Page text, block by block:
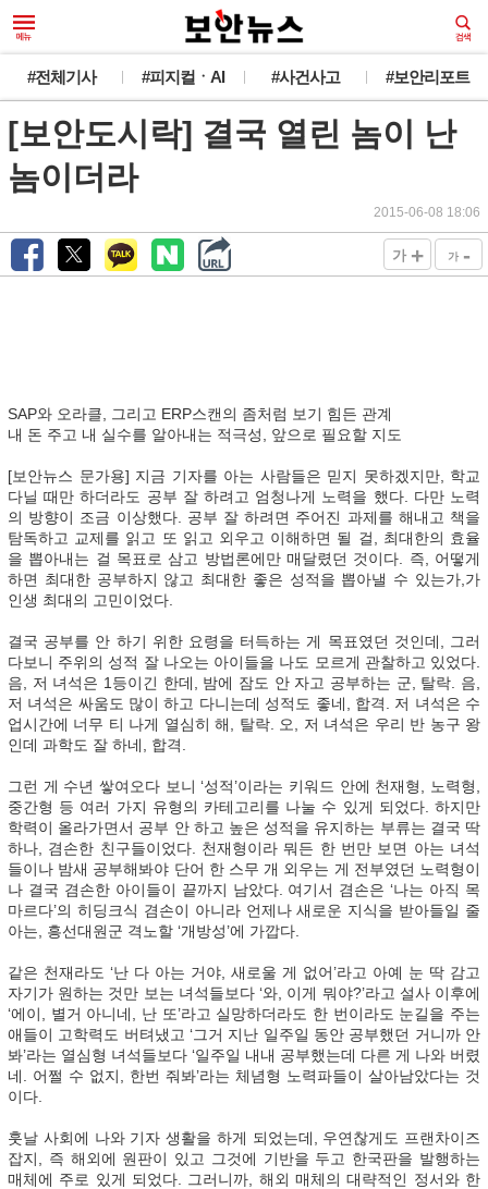
#전체기사 #피지컬ㆍAI #사건사고 #보안리포트
[보안도시락] 결국 열린 놈이 난
놈이더라
2015-06-08 18:06
가 + 가 -
SAP와 오라클, 그리고 ERP스캔의 좀처럼 보기 힘든 관계
내 돈 주고 내 실수를 알아내는 적극성, 앞으로 필요할 지도
[보안뉴스 문가용] 지금 기자를 아는 사람들은 믿지 못하겠지만, 학교
다닐 때만 하더라도 공부 잘 하려고 엄청나게 노력을 했다. 다만 노력
의 방향이 조금 이상했다. 공부 잘 하려면 주어진 과제를 해내고 책을
탐독하고 교제를 읽고 또 읽고 외우고 이해하면 될 걸, 최대한의 효율
을 뽑아내는 걸 목표로 삼고 방법론에만 매달렸던 것이다. 즉, 어떻게
하면 최대한 공부하지 않고 최대한 좋은 성적을 뽑아낼 수 있는가,가
인생 최대의 고민이었다.
결국 공부를 안 하기 위한 요령을 터득하는 게 목표였던 것인데, 그러
다보니 주위의 성적 잘 나오는 아이들을 나도 모르게 관찰하고 있었다.
음, 저 녀석은 1등이긴 한데, 밤에 잠도 안 자고 공부하는 군, 탈락. 음,
저 녀석은 싸움도 많이 하고 다니는데 성적도 좋네, 합격. 저 녀석은 수
업시간에 너무 티 나게 열심히 해, 탈락. 오, 저 녀석은 우리 반 농구 왕
인데 과학도 잘 하네, 합격.
그런 게 수년 쌓여오다 보니 ‘성적’이라는 키워드 안에 천재형, 노력형,
중간형 등 여러 가지 유형의 카테고리를 나눌 수 있게 되었다. 하지만
학력이 올라가면서 공부 안 하고 높은 성적을 유지하는 부류는 결국 딱
하나, 겸손한 친구들이었다. 천재형이라 뭐든 한 번만 보면 아는 녀석
들이나 밤새 공부해봐야 단어 한 스무 개 외우는 게 전부였던 노력형이
나 결국 겸손한 아이들이 끝까지 남았다. 여기서 겸손은 ‘나는 아직 목
마르다’의 히딩크식 겸손이 아니라 언제나 새로운 지식을 받아들일 줄
아는, 흥선대원군 격노할 ‘개방성’에 가깝다.
같은 천재라도 ‘난 다 아는 거야, 새로울 게 없어’라고 아예 눈 딱 감고
자기가 원하는 것만 보는 녀석들보다 ‘와, 이게 뭐야?’라고 설사 이후에
‘에이, 별거 아니네, 난 또’라고 실망하더라도 한 번이라도 눈길을 주는
애들이 고학력도 버텨냈고 ‘그거 지난 일주일 동안 공부했던 거니까 안
봐’라는 열심형 녀석들보다 ‘일주일 내내 공부했는데 다른 게 나와 버렸
네. 어쩔 수 없지, 한번 줘봐’라는 체념형 노력파들이 살아남았다는 것
이다.
훗날 사회에 나와 기자 생활을 하게 되었는데, 우연찮게도 프랜차이즈
잡지, 즉 해외에 원판이 있고 그것에 기반을 두고 한국판을 발행하는
매체에 주로 있게 되었다. 그러니까, 해외 매체의 대략적인 정서와 한